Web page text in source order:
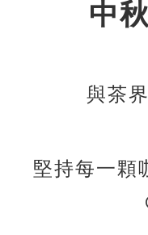
中
與茶
堅持每一顆